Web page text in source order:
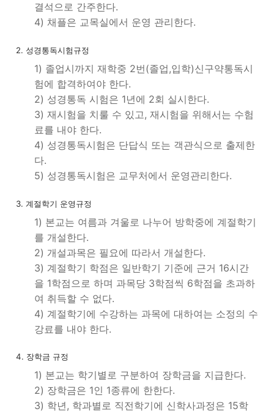
결석으로 간주한다.
4) 채플은 교목실에서 운영 관리한다.
2. 성경통독시험규정
1) 졸업시까지 재학중 2번(졸업,입학)신구약통독시
험에 합격하여야 한다.
2) 성경통독 시험은 1년에 2회 실시한다.
3) 재시험을 치룰 수 있고, 재시험을 위해서는 수험
료를 내야 한다.
4) 성경통독시험은 단답식 또는 객관식으로 출제한
다.
5) 성경통독시험은 교무처에서 운영관리한다.
3. 계절학기 운영규정
1) 본교는 여름과 겨울로 나누어 방학중에 계절학기
를 개설한다.
2) 개설과목은 필요에 따라서 개설한다.
3) 계절학기 학점은 일반학기 기준에 근거 16시간
을 1학점으로 하며 과목당 3학점씩 6학점을 초과하
여 취득할 수 없다.
4) 계절학기에 수강하는 과목에 대하여는 소정의 수
강료를 내야 한다.
4. 장학금 규정
1) 본교는 학기별로 구분하여 장학금을 지급한다.
2) 장학금은 1인 1종류에 한한다.
3) 학년, 학과별로 직전학기에 신학사과정은 15학